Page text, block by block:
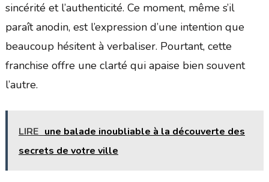
sincérité et l’authenticité. Ce moment, même s’il
paraît anodin, est l’expression d’une intention que
beaucoup hésitent à verbaliser. Pourtant, cette
franchise offre une clarté qui apaise bien souvent
l’autre.
LIRE une balade inoubliable à la découverte des
secrets de votre ville